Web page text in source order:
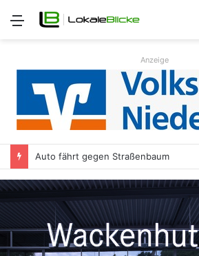
Menü
Anzeige
Auto fährt gegen Straßenbaum